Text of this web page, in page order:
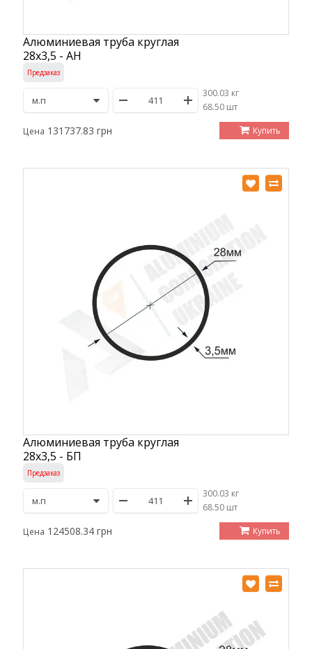
Алюминиевая труба круглая
28х3,5 - АН
Предзаказ
300.03 кг
/68.50 шт
Цена 131737.83 грн Купить
Алюминиевая труба круглая
28х3,5 - БП
Предзаказ
300.03 кг
/68.50 шт
Цена 124508.34 грн Купить